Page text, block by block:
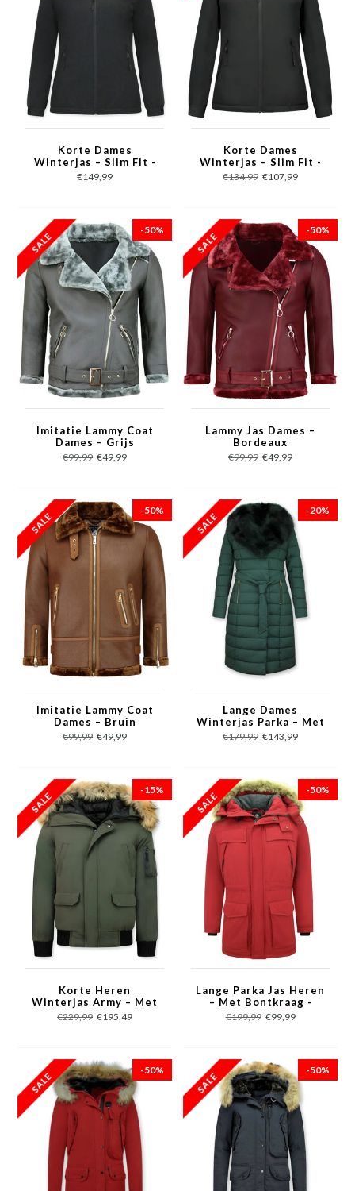
Korte Dames
Winterjas – Slim Fit -
Met Bontkraag –
Zwart
€149,99
Korte Dames
Winterjas – Slim Fit -
Met Capuchon – Zwart
€134,99 €107,99
-50%
Imitatie Lammy Coat
Dames – Grijs
€99,99 €49,99
-50%
Lammy Jas Dames –
Bordeaux
€99,99 €49,99
-50%
Imitatie Lammy Coat
Dames – Bruin
€99,99 €49,99
-20%
Lange Dames
Winterjas Parka – Met
Zwarte Faux
Bontkraag – Groen
€179,99 €143,99
-15%
Korte Heren
Winterjas Army – Met
Bontkraag – Groen
€229,99 €195,49
-50%
Lange Parka Jas Heren
– Met Bontkraag -
Rood
€199,99 €99,99
-50% -50%